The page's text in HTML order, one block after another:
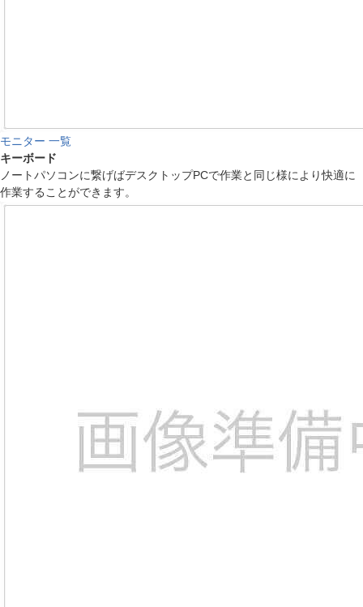
モニター 一覧
キーボード
ノートパソコンに繋げばデスクトップPCで作業と同じ様により快適に
作業することができます。